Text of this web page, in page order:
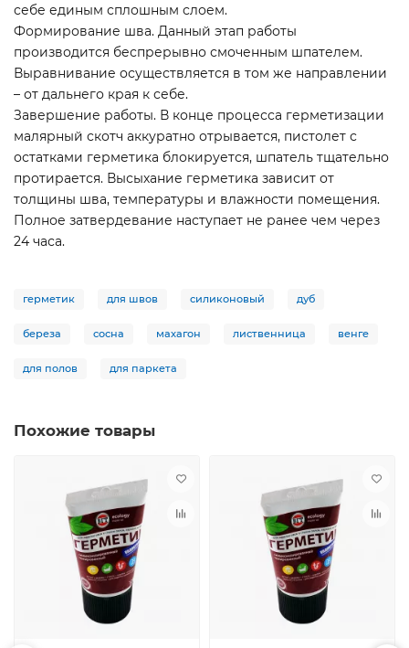
себе единым сплошным слоем.
Формирование шва. Данный этап работы
производится беспрерывно смоченным шпателем.
Выравнивание осуществляется в том же направлении
– от дальнего края к себе.
Завершение работы. В конце процесса герметизации
малярный скотч аккуратно отрывается, пистолет с
остатками герметика блокируется, шпатель тщательно
протирается. Высыхание герметика зависит от
толщины шва, температуры и влажности помещения.
Полное затвердевание наступает не ранее чем через
24 часа.
герметик для швов силиконовый дуб
береза сосна махагон лиственница венге
для полов для паркета
Похожие товары